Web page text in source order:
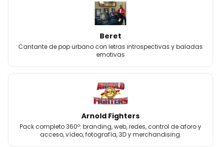
Beret
Cantante de pop urbano con letras introspectivas y baladas
emotivas
Arnold Fighters
Pack completo 360º: branding, web, redes, control de aforo y
acceso, vídeo, fotografía, 3D y merchandising.